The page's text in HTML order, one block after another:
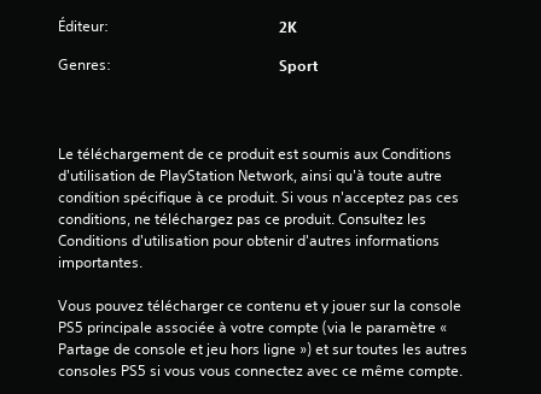
Éditeur: 2K
Genres: Sport
Le téléchargement de ce produit est soumis aux Conditions
d'utilisation de PlayStation Network, ainsi qu'à toute autre
condition spécifique à ce produit. Si vous n'acceptez pas ces
conditions, ne téléchargez pas ce produit. Consultez les
Conditions d'utilisation pour obtenir d'autres informations
importantes.
Vous pouvez télécharger ce contenu et y jouer sur la console
PS5 principale associée à votre compte (via le paramètre «
Partage de console et jeu hors ligne ») et sur toutes les autres
consoles PS5 si vous vous connectez avec ce même compte.